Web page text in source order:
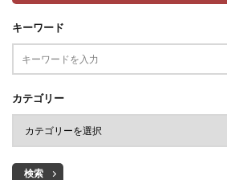
キーワード
カテゴリー
検索